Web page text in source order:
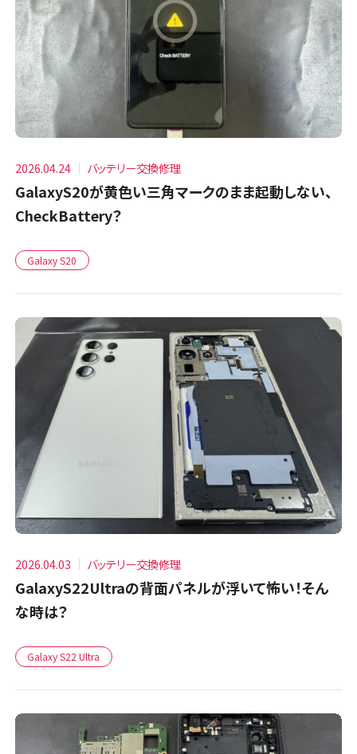
2026.04.24 バッテリー交換修理
GalaxyS20が黄色い三角マークのまま起動しない、
CheckBattery？
Galaxy S20
2026.04.03 バッテリー交換修理
GalaxyS22Ultraの背面パネルが浮いて怖い！そん
な時は？
Galaxy S22 Ultra